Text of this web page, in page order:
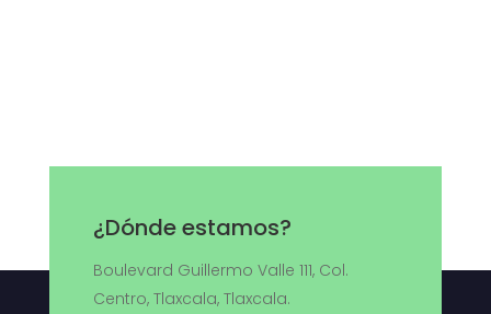
¿Dónde estamos?
Boulevard Guillermo Valle 111, Col.
Centro, Tlaxcala, Tlaxcala.